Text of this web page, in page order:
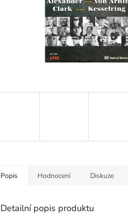
Popis Hodnocení Diskuze
Detailní popis produktu